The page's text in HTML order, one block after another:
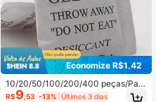
Economize R$1,42
10/20/50/100/200/400 peças/Pac
ote - 1g Pacotes de Dessecante par
R$9 ,53 -13% Últimos 3 dias